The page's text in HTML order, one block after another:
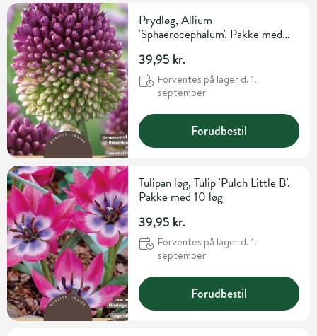
Prydløg, Allium
'Sphaerocephalum'. Pakke med
39,95 kr.
Forventes på lager d. 1.
september
Forudbestil
Tulipan løg, Tulip 'Pulch Little B'.
Pakke med 10 løg
39,95 kr.
Forventes på lager d. 1.
september
Forudbestil